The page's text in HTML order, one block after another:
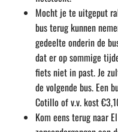
Mocht je te uitgeput
bus terug kunnen
gedeelte onderin de
dat er op sommige
fiets niet in past. Je
de volgende bus. Een
Cotillo of v.v. kost
Kom eens terug naar